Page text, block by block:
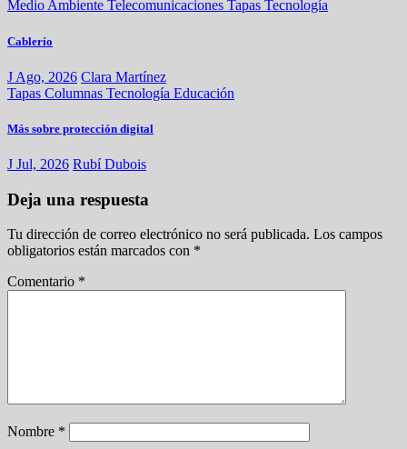
Medio Ambiente Telecomunicaciones Tapas Tecnología
Cablerío
J Ago, 2026 Clara Martínez
Tapas Columnas Tecnología Educación
Más sobre protección digital
J Jul, 2026 Rubí Dubois
Deja una respuesta
Tu dirección de correo electrónico no será publicada. Los campos
obligatorios están marcados con *
Comentario *
Nombre *